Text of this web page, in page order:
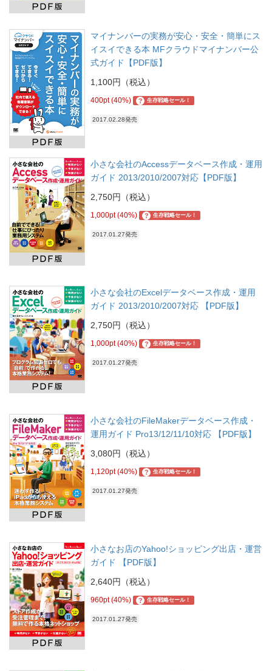
マイナンバーの実務が安心・安全・簡単にス
イスイできる本 MFクラウドマイナンバー公
式ガイド【PDF版】
1,100円（税込）
400pt (40%) ? 生存戦略セール！
2017.02.28発売
小さな会社のAccessデータベース作成・運用
ガイド 2013/2010/2007対応【PDF版】
2,750円（税込）
1,000pt (40%) ? 生存戦略セール！
2017.01.27発売
小さな会社のExcelデータベース作成・運用
ガイド 2013/2010/2007対応 【PDF版】
2,750円（税込）
1,000pt (40%) ? 生存戦略セール！
2017.01.27発売
小さな会社のFileMakerデータベース作成・
運用ガイド Pro13/12/11/10対応 【PDF版】
3,080円（税込）
1,120pt (40%) ? 生存戦略セール！
2017.01.27発売
小さなお店のYahoo!ショッピング出店・運営
ガイド 【PDF版】
2,640円（税込）
960pt (40%) ? 生存戦略セール！
2017.01.27発売